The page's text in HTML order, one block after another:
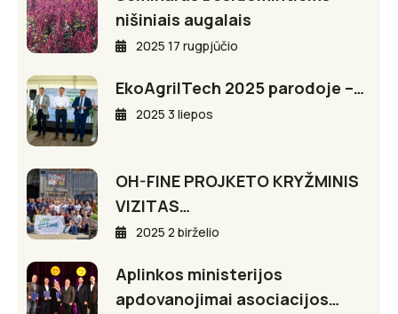
nišiniais augalais
2025 17 rugpjūčio
EkoAgriITech 2025 parodoje –…
2025 3 liepos
OH-FINE PROJKETO KRYŽMINIS
VIZITAS…
2025 2 birželio
Aplinkos ministerijos
apdovanojimai asociacijos…